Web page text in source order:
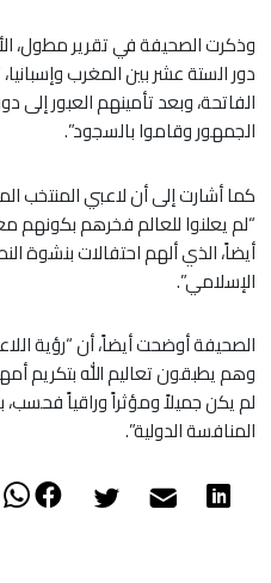
وذكرت الصحيفة في تقرير مطول،
دور الستة عشر بين المغرب
الفاتحة، وبعد تأمينهم العبور إلى
الجمهور وقاموا بالسجود”.
كما أشارت إلى أن لاعبي المنتخب
“لم يعلنوا للعالم فخرهم بكونهم
أيضاً، الذي ألهم احتفالات بنشوة
الإسلامي”.
الصحيفة أوضحت أيضاً، أن “رؤية
وهم يطبقون تعاليم الله بتكريم
لم يكن جميلاً ومؤثراً وراقياً
المنافسة الدولية”.